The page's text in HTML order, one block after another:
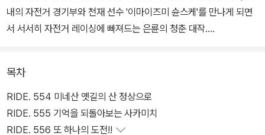
내의 자전거 경기부와 천재 선수 '이마이즈미 슌스케'를 만나게 되면
서 서서히 자전거 레이싱에 빠져드는 은륜의 청춘 대작.
목차
RIDE. 554 미네산 옛길의 산 정상으로
RIDE. 555 기억을 되돌아보는 사카미치
RIDE. 556 또 하나의 도전!!